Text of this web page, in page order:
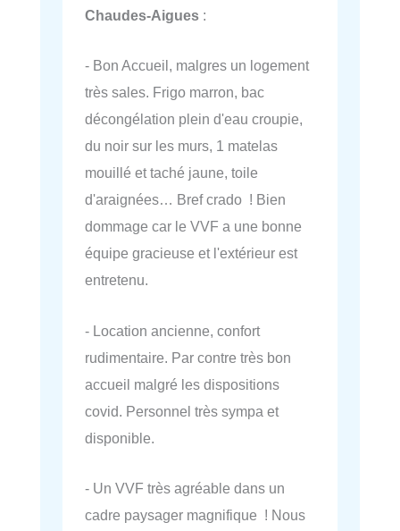
Chaudes-Aigues :
- Bon Accueil, malgres un logement
très sales. Frigo marron, bac
décongélation plein d'eau croupie,
du noir sur les murs, 1 matelas
mouillé et taché jaune, toile
d'araignées… Bref crado ! Bien
dommage car le VVF a une bonne
équipe gracieuse et l'extérieur est
entretenu.
- Location ancienne, confort
rudimentaire. Par contre très bon
accueil malgré les dispositions
covid. Personnel très sympa et
disponible.
- Un VVF très agréable dans un
cadre paysager magnifique ! Nous